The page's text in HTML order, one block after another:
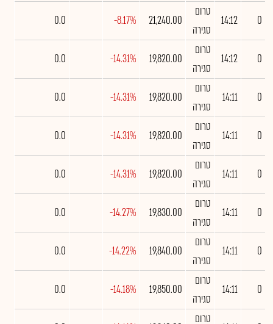
0
14:12
טרום
סגירה
21,240.00
-8.17%
0.0
0
14:12
טרום
סגירה
19,820.00
-14.31%
0.0
0
14:11
טרום
סגירה
19,820.00
-14.31%
0.0
0
14:11
טרום
סגירה
19,820.00
-14.31%
0.0
0
14:11
טרום
סגירה
19,820.00
-14.31%
0.0
0
14:11
טרום
סגירה
19,830.00
-14.27%
0.0
0
14:11
טרום
סגירה
19,840.00
-14.22%
0.0
0
14:11
טרום
סגירה
19,850.00
-14.18%
0.0
טרום